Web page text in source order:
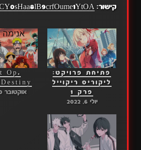
קישור:
פתיחת פרויקט:
ליקוריס ריקוייל
פרק 1
יולי 6, 2022
Op.
Destiny פרק 1
אוקטובר 10, 2021